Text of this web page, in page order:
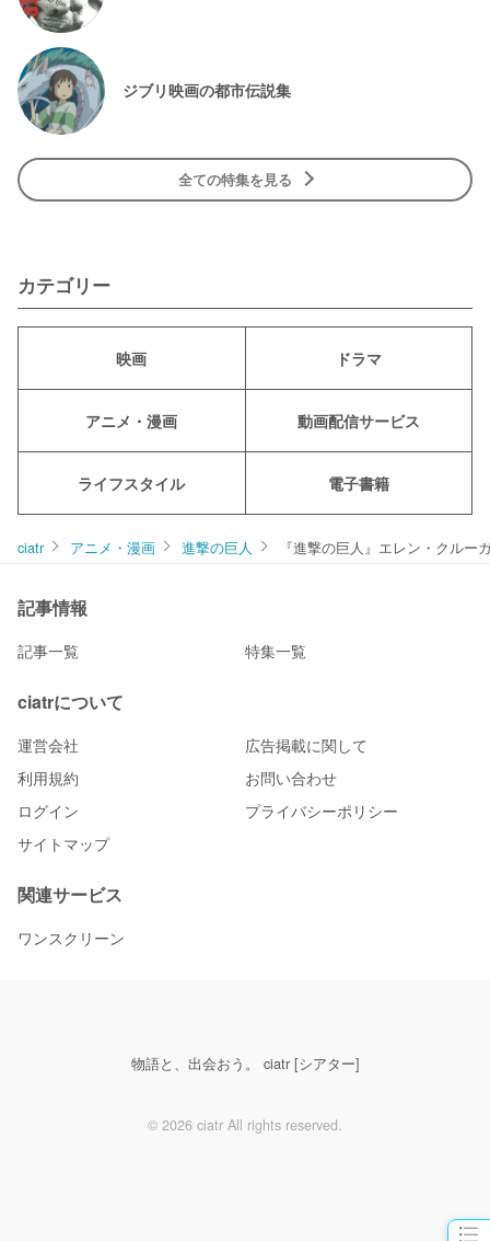
ジブリ映画の都市伝説集
全ての特集を見る
カテゴリー
映画 ドラマ
アニメ・漫画 動画配信サービス
ライフスタイル 電子書籍
ciatr アニメ・漫画 進撃の巨人 『進撃の巨人』エレン・クル
記事情報
記事一覧 特集一覧
ciatrについて
運営会社
広告掲載に関して
利用規約
お問い合わせ
ログイン
プライバシーポリシー
サイトマップ
関連サービス
ワンスクリーン
物語と、出会おう。 ciatr [シアター]
© 2026 ciatr All rights reserved.